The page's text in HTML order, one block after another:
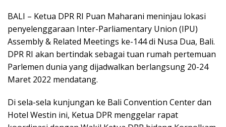
BALI – Ketua DPR RI Puan Maharani meninjau lokasi
penyelenggaraan Inter-Parliamentary Union (IPU)
Assembly & Related Meetings ke-144 di Nusa Dua, Bali.
DPR RI akan bertindak sebagai tuan rumah pertemuan
Parlemen dunia yang dijadwalkan berlangsung 20-24
Maret 2022 mendatang.
Di sela-sela kunjungan ke Bali Convention Center dan
Hotel Westin ini, Ketua DPR menggelar rapat